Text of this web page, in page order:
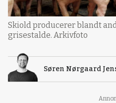
Skiold producerer blandt
grisestalde. Arkivfoto
Søren Nørgaard